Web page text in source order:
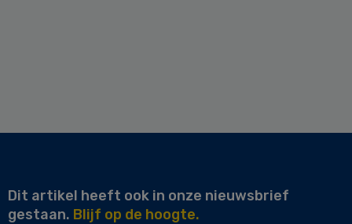
Dit artikel heeft ook in onze nieuwsbrief
gestaan. Blijf op de hoogte.